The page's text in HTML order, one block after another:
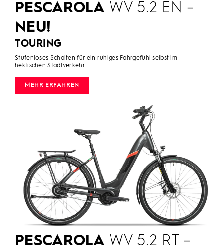
PESCAROLA WV 5.2 EN –
NEU!
TOURING
Stufenloses Schalten für ein ruhiges Fahrgefühl selbst im
hektischen Stadtverkehr.
MEHR ERFAHREN
PESCAROLA WV 5.2 RT –